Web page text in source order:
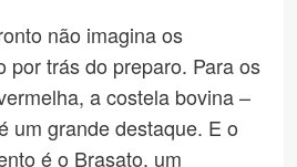
não imagina os
por trás do preparo. Para os
a costela bovina –
um grande destaque. E o
é o Brasato, um